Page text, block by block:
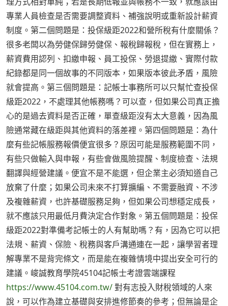
專業人員檢查是否需要調整資料、補強說明或重新設計薪資
制度。第二個問題是：投保級距2022和營所稅有什麼關係？
很多老闆以為勞健保歸勞健保、報稅歸報稅，但在實務上，
薪資費用認列、扣繳申報、員工投保、勞退提繳、實際付款
紀錄都是同一個故事的不同版本，如果版本彼此矛盾，風險
就會提高。第三個問題是：記帳士事務所可以只幫忙查投保
級距2022，不處理其他帳務嗎？可以查，但如果公司真正擔
心的是過去資料是否正確，單查級距沒有太大意義，因為風
險通常藏在級距與其他資料的落差裡。第四個問題是：為什
麼有些記帳服務報價便宜很多？原因可能是服務範圍不同，
有些只做輸入與申報，有些會做風險提醒、制度檢查、法規
翻譯與經營建議。便宜不是不能選，但企業主必須知道自己
放棄了什麼；如果公司未來不打算擴編、不需要融資、不涉
及複雜薪資，也許基礎服務足夠，但如果公司想穩定成長，
就不應該只用最低月費決定合作對象。第五個問題是：投保
級距2022對準備考記帳士的人有幫助嗎？有，因為它可以把
法規、薪資、保險、稅務與客戶溝通連在一起，讓學習者理
解專業不是背完條文，而是能在複雜情境中提出安全可行的
建議。峻誠教育學院45104記帳士考證雲端課程
https://www.45104.com.tw/對有志投入財稅領域的人來
說，可以作為建立基礎與安排進修節奏的參考；但無論是企